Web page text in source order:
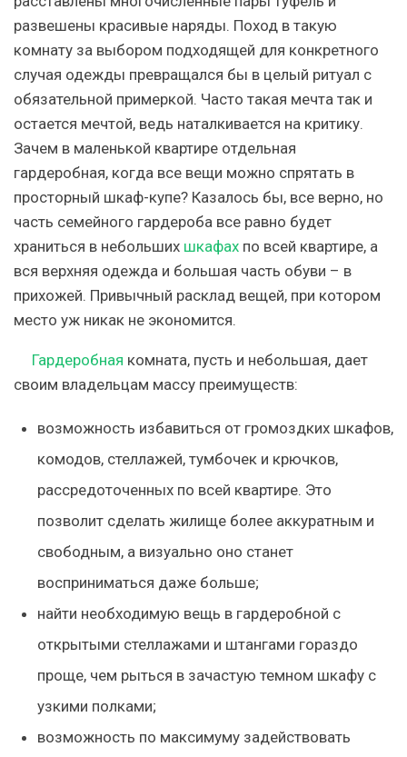
развешены красивые наряды. Поход в такую
комнату за выбором подходящей для конкретного
случая одежды превращался бы в целый ритуал с
обязательной примеркой. Часто такая мечта так и
остается мечтой, ведь наталкивается на критику.
Зачем в маленькой квартире отдельная
гардеробная, когда все вещи можно спрятать в
просторный шкаф-купе? Казалось бы, все верно, но
часть семейного гардероба все равно будет
храниться в небольших шкафах по всей квартире, а
вся верхняя одежда и большая часть обуви – в
прихожей. Привычный расклад вещей, при котором
место уж никак не экономится.
Гардеробная комната, пусть и небольшая, дает
своим владельцам массу преимуществ:
возможность избавиться от громоздких шкафов,
комодов, стеллажей, тумбочек и крючков,
рассредоточенных по всей квартире. Это
позволит сделать жилище более аккуратным и
свободным, а визуально оно станет
восприниматься даже больше;
найти необходимую вещь в гардеробной с
открытыми стеллажами и штангами гораздо
проще, чем рыться в зачастую темном шкафу с
узкими полками;
возможность по максимуму задействовать